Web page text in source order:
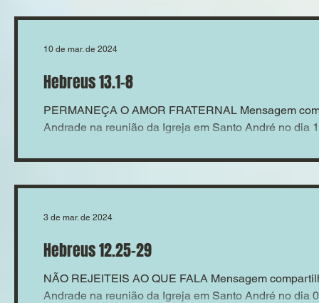
Hebreus 13.1-8
PERMANEÇA O AMOR FRATERNAL Mensagem
Andrade na reunião da Igreja em Santo André no dia
10 de mar. de 2024
Hebreus 12.25-29
NÃO REJEITEIS AO QUE FALA Mensagem
Andrade na reunião da Igreja em Santo André no dia
3 de mar. de 2024